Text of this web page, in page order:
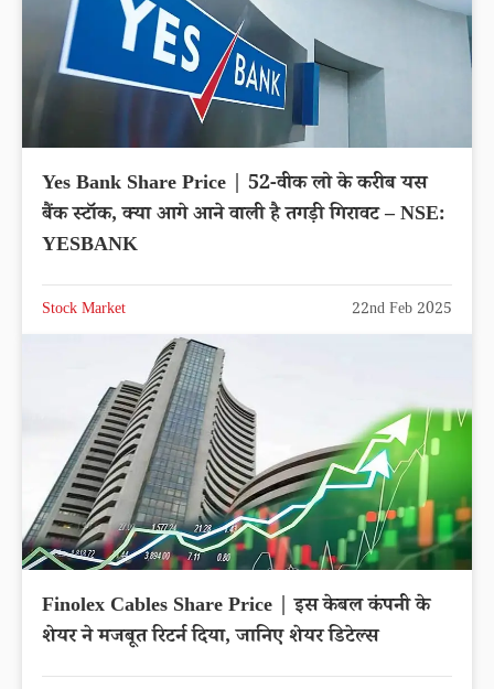
Yes Bank Share Price | 52-वीक लो के करीब यस
बैंक स्टॉक, क्या आगे आने वाली है तगड़ी गिरावट – NSE:
YESBANK
Stock Market 22nd Feb 2025
Finolex Cables Share Price | इस केबल कंपनी के
शेयर ने मजबूत रिटर्न दिया, जानिए शेयर डिटेल्स